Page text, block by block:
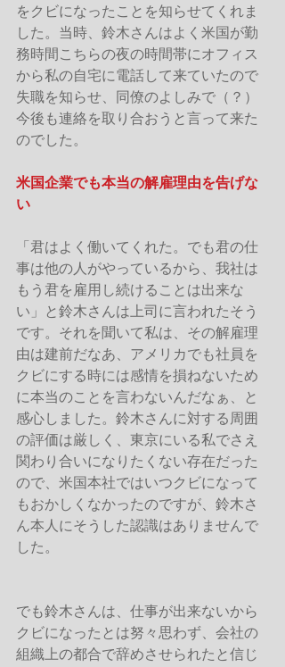
をクビになったことを知らせてくれま
した。当時、鈴木さんはよく米国が勤
務時間こちらの夜の時間帯にオフィス
から私の自宅に電話して来ていたので
失職を知らせ、同僚のよしみで（？）
今後も連絡を取り合おうと言って来た
のでした。
米国企業でも本当の解雇理由を告げな
い
「君はよく働いてくれた。でも君の仕
事は他の人がやっているから、我社は
もう君を雇用し続けることは出来な
い」と鈴木さんは上司に言われたそう
です。それを聞いて私は、その解雇理
由は建前だなあ、アメリカでも社員を
クビにする時には感情を損ねないため
に本当のことを言わないんだなぁ、と
感心しました。鈴木さんに対する周囲
の評価は厳しく、東京にいる私でさえ
関わり合いになりたくない存在だった
ので、米国本社ではいつクビになって
もおかしくなかったのですが、鈴木さ
ん本人にそうした認識はありませんで
した。
でも鈴木さんは、仕事が出来ないから
クビになったとは努々思わず、会社の
組織上の都合で辞めさせられたと信じ